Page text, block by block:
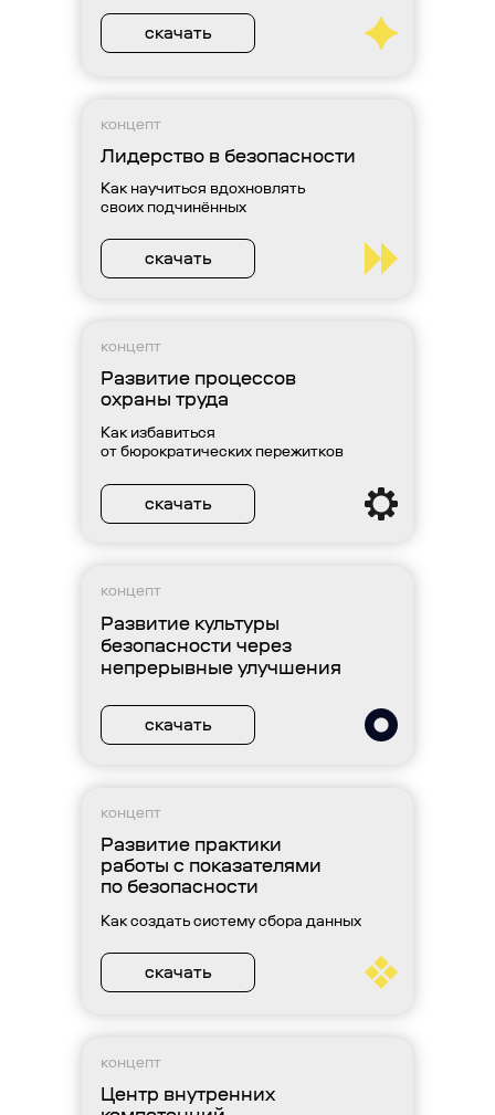
скачать
Развитие процессов
охраны труда
Как избавиться
от бюрократических пережитков
концепт
скачать
Лидерство в безопасности
Как научиться вдохновлять
своих подчинённых
концепт
скачать
Центр внутренних
концепт
Развитие культуры
безопасности через
непрерывные улучшения
концепт
скачать
Развитие практики
работы с показателями
по безопасности
Как создать систему сбора данных
концепт
скачать